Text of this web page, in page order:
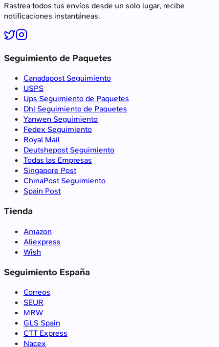
Rastrea todos tus envíos desde un solo lugar, recibe
notificaciones instantáneas.
Seguimiento de Paquetes
Canadapost Seguimiento
USPS
Ups Seguimiento de Paquetes
Dhl Seguimiento de Paquetes
Yanwen Seguimiento
Fedex Seguimiento
Royal Mail
Deutshepost Seguimiento
Todas las Empresas
Singapore Post
ChinaPost Seguimiento
Spain Post
Tienda
Amazon
Aliexpress
Wish
Seguimiento España
Correos
SEUR
MRW
GLS Spain
CTT Express
Nacex